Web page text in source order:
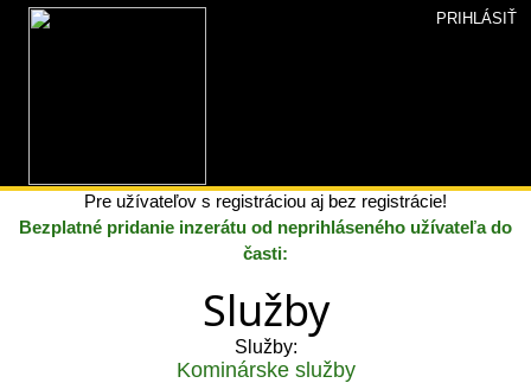
PRIHLÁSIŤ
Pre užívateľov s registráciou aj bez registrácie!
Bezplatné pridanie inzerátu od neprihláseného užívateľa do
časti:
Služby
Služby:
Kominárske služby